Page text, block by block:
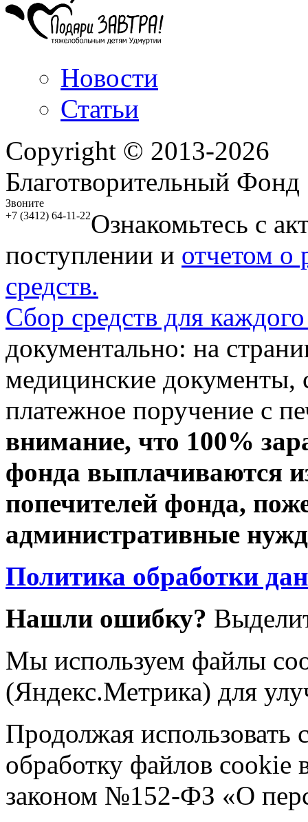
Новости
Статьи
Copyright © 2013-2026
Благотворительный
Звоните
+7 (3412) 64-11-22Ознакомьтесь с
поступлении и отчетом о
средств.
Сбор средств для
документально: на
медицинские документы,
платежное поручение с
внимание, что 100%
фонда выплачиваются
попечителей фонда,
административные
Политика обработки
Нашли ошибку?
Мы используем файлы
(Яндекс.Метрика) для
Продолжая использовать
обработку файлов cookie
законом №152-ФЗ «О